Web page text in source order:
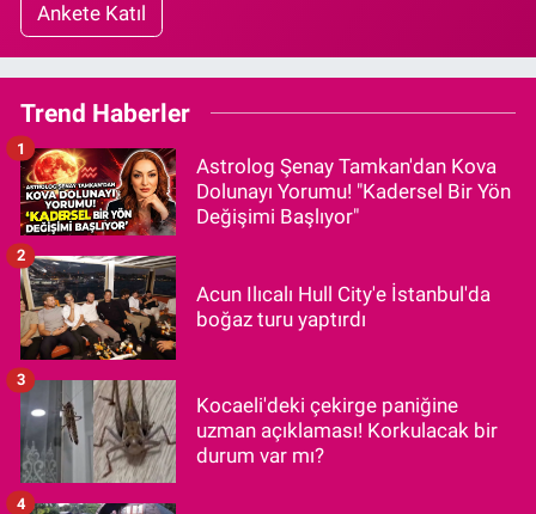
Ankete Katıl
Trend Haberler
Astrolog Şenay Tamkan'dan Kova
Dolunayı Yorumu! "Kadersel Bir Yön
Değişimi Başlıyor"
1
Acun Ilıcalı Hull City'e İstanbul'da
boğaz turu yaptırdı
2
Kocaeli'deki çekirge paniğine
uzman açıklaması! Korkulacak bir
durum var mı?
3
4